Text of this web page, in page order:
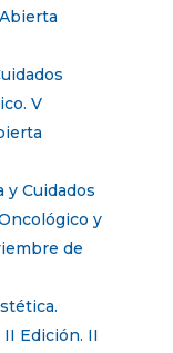
V
y Cuidados
y
de
Edición. II